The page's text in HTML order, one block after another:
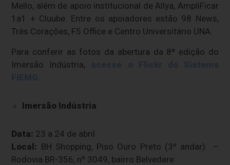
Mello, além de apoio institucional de Allya, AmpliFicar
1a1 + Cluube. Entre os apoiadores estão 98 News,
Três Corações, F5 Office e Centro Universitário UNA.
Para conferir as fotos da abertura da 8ª edição do
Imersão Indústria,
Imersão Indústria
Data: 23 a 24 de abril
Local: BH Shopping, Piso Ouro Preto (3º andar) –
Rodovia BR-356, nº 3049, bairro Belvedere